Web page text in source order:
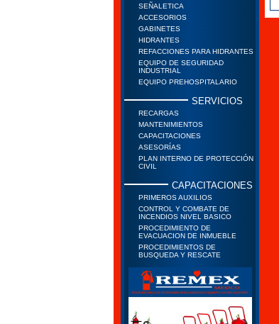
SEÑALETICA
ACCESORIOS
GABINETES
HIDRANTES
REFACCIONES PARA HIDRANTES
EQUIPO DE SEGURIDAD
INDUSTRIAL
EQUIPO PREHOSPITALARIO
SERVICIOS
RECARGAS
MANTENIMIENTOS
CAPACITACIONES
ASESORÍAS
PLAN INTERNO DE PROTECCIÓN
CIVIL
CAPACITACIONES
PRIMEROS AUXILIOS
CONTROL Y COMBATE DE
INCENDIOS NIVEL BASICO
PROCEDIMIENTO DE
EVACUACION DE INMUEBLE
PROCEDIMIENTOS DE
BUSQUEDA Y RESCATE